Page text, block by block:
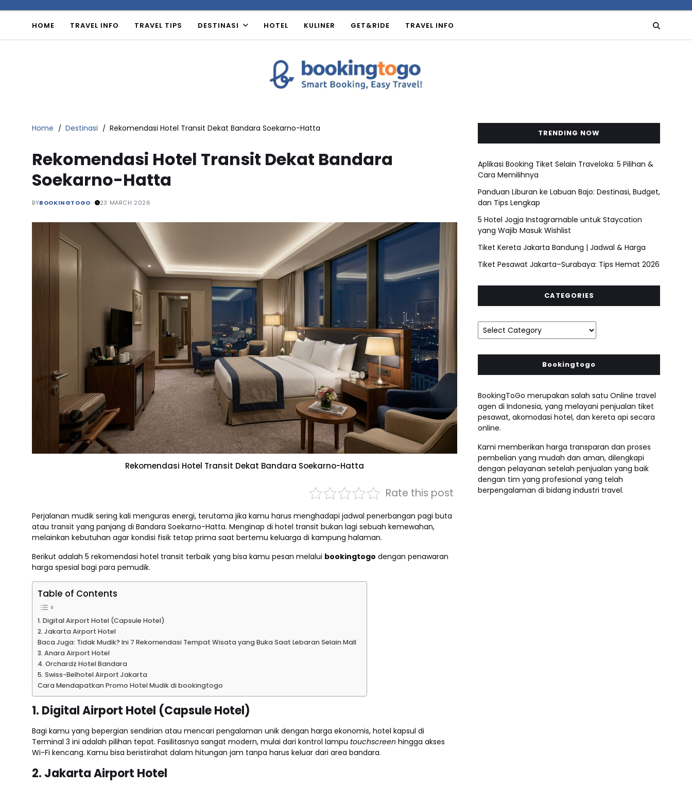
HOME TRAVEL INFO TRAVEL TIPS DESTINASI HOTEL KULINER GET&RIDE TRAVEL INFO
Home Destinasi Rekomendasi Hotel Transit Dekat Bandara Soekarno-Hatta
Rekomendasi Hotel Transit Dekat Bandara
Soekarno-Hatta
BYBOOKINGTOGO 23 MARCH 2026
Rekomendasi Hotel Transit Dekat Bandara Soekarno-Hatta
Rate this post
Perjalanan mudik sering kali menguras energi, terutama jika kamu harus menghadapi jadwal penerbangan pagi buta
atau transit yang panjang di Bandara Soekarno-Hatta. Menginap di hotel transit bukan lagi sebuah kemewahan,
melainkan kebutuhan agar kondisi fisik tetap prima saat bertemu keluarga di kampung halaman.
Berikut adalah 5 rekomendasi hotel transit terbaik yang bisa kamu pesan melalui bookingtogo dengan penawaran
harga spesial bagi para pemudik.
Table of Contents
1. Digital Airport Hotel (Capsule Hotel)
2. Jakarta Airport Hotel
Baca Juga: Tidak Mudik? Ini 7 Rekomendasi Tempat Wisata yang Buka Saat Lebaran Selain Mall
3. Anara Airport Hotel
4. Orchardz Hotel Bandara
5. Swiss-Belhotel Airport Jakarta
Cara Mendapatkan Promo Hotel Mudik di bookingtogo
1. Digital Airport Hotel (Capsule Hotel)
Bagi kamu yang bepergian sendirian atau mencari pengalaman unik dengan harga ekonomis, hotel kapsul di
Terminal 3 ini adalah pilihan tepat. Fasilitasnya sangat modern, mulai dari kontrol lampu touchscreen hingga akses
Wi-Fi kencang. Kamu bisa beristirahat dalam hitungan jam tanpa harus keluar dari area bandara.
2. Jakarta Airport Hotel
TRENDING NOW
Aplikasi Booking Tiket Selain Traveloka: 5 Pilihan &
Cara Memilihnya
Panduan Liburan ke Labuan Bajo: Destinasi, Budget,
dan Tips Lengkap
5 Hotel Jogja Instagramable untuk Staycation
yang Wajib Masuk Wishlist
Tiket Kereta Jakarta Bandung | Jadwal & Harga
Tiket Pesawat Jakarta–Surabaya: Tips Hemat 2026
CATEGORIES
Bookingtogo
BookingToGo merupakan salah satu Online travel
agen di Indonesia, yang melayani penjualan tiket
pesawat, akomodasi hotel, dan kereta api secara
online.
Kami memberikan harga transparan dan proses
pembelian yang mudah dan aman, dilengkapi
dengan pelayanan setelah penjualan yang baik
dengan tim yang profesional yang telah
berpengalaman di bidang industri travel.